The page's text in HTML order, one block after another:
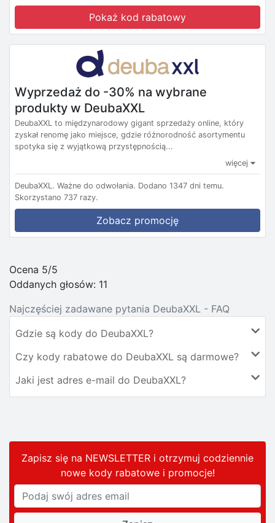
Pokaż kod rabatowy
Wyprzedaż do -30% na wybrane
produkty w DeubaXXL
DeubaXXL to międzynarodowy gigant sprzedaży online, który
zyskał renomę jako miejsce, gdzie różnorodność asortymentu
spotyka się z wyjątkową przystępnością...
więcej
DeubaXXL. Ważne do odwołania. Dodano 1347 dni temu.
Skorzystano 737 razy.
Zobacz promocję
Ocena 5/5
Oddanych głosów: 11
Najczęściej zadawane pytania DeubaXXL - FAQ
Gdzie są kody do DeubaXXL?
Czy kody rabatowe do DeubaXXL są darmowe?
Jaki jest adres e-mail do DeubaXXL?
Zapisz się na NEWSLETTER i otrzymuj codziennie
nowe kody rabatowei promocje!